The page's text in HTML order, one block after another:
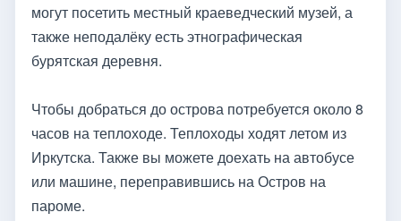
могут посетить местный краеведческий музей, а
также неподалёку есть этнографическая
бурятская деревня.
Чтобы добраться до острова потребуется около 8
часов на теплоходе. Теплоходы ходят летом из
Иркутска. Также вы можете доехать на автобусе
или машине, переправившись на Остров на
пароме.